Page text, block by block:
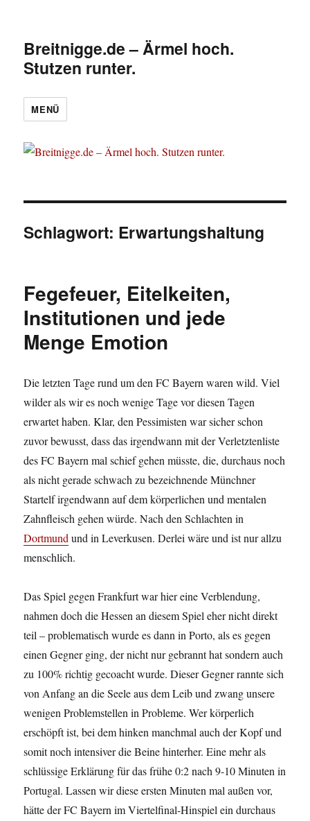
Breitnigge.de – Ärmel hoch.
Stutzen runter.
MENÜ
Schlagwort: Erwartungshaltung
Fegefeuer, Eitelkeiten,
Institutionen und jede
Menge Emotion
Die letzten Tage rund um den FC Bayern waren wild. Viel
wilder als wir es noch wenige Tage vor diesen Tagen
erwartet haben. Klar, den Pessimisten war sicher schon
zuvor bewusst, dass das irgendwann mit der Verletztenliste
des FC Bayern mal schief gehen müsste, die, durchaus noch
als nicht gerade schwach zu bezeichnende Münchner
Startelf irgendwann auf dem körperlichen und mentalen
Zahnfleisch gehen würde. Nach den Schlachten in
Dortmundund in Leverkusen. Derlei wäre und ist nur allzu
menschlich.
Das Spiel gegen Frankfurt war hier eine Verblendung,
nahmen doch die Hessen an diesem Spiel eher nicht direkt
teil – problematisch wurde es dann in Porto, als es gegen
einen Gegner ging, der nicht nur gebrannt hat sondern auch
zu 100% richtig gecoacht wurde. Dieser Gegner rannte sich
von Anfang an die Seele aus dem Leib und zwang unsere
wenigen Problemstellen in Probleme. Wer körperlich
erschöpft ist, bei dem hinken manchmal auch der Kopf und
somit noch intensiver die Beine hinterher. Eine mehr als
schlüssige Erklärung für das frühe 0:2 nach 9-10 Minuten in
Portugal. Lassen wir diese ersten Minuten mal außen vor,
hätte der FC Bayern im Viertelfinal-Hinspiel ein durchaus